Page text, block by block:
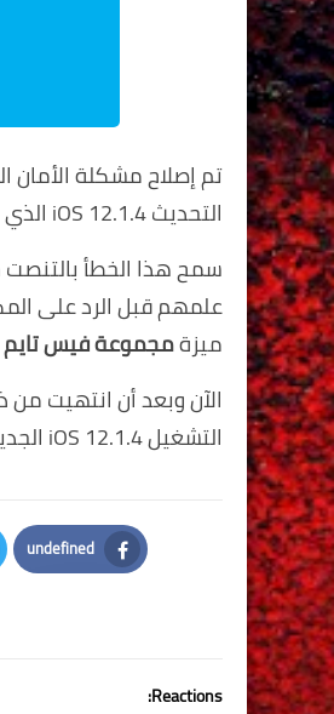
تم إصلاح مشكلة الأمان
التحديث iOS 12.1.4 الذي بدأ طرحه على جميع أجهزة Apple المدعومة اليوم.
سمح هذا الخطأ
ميزةمجموعةفيس تايم
التشغيل iOS 12.1.4 الجديد.
undefined
Facebook
Reactions: